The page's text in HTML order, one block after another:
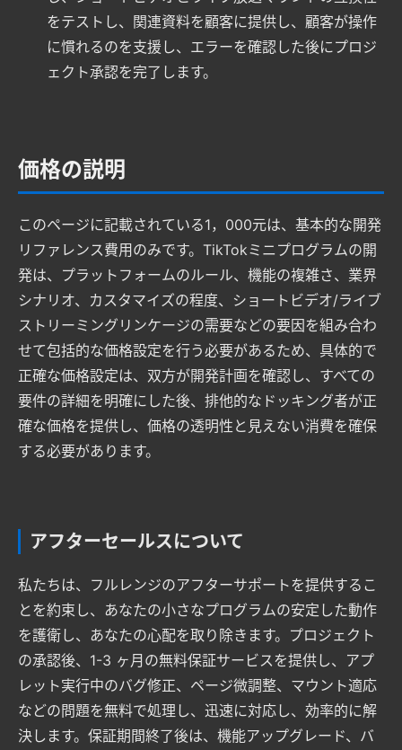
をテストし、関連資料を顧客に提供し、顧客が操作
に慣れるのを支援し、エラーを確認した後にプロジ
ェクト承認を完了します。
価格の説明
このページに記載されている1，000元は、基本的な開発
リファレンス費用のみです。TikTokミニプログラムの開
発は、プラットフォームのルール、機能の複雑さ、業界
シナリオ、カスタマイズの程度、ショートビデオ/ライブ
ストリーミングリンケージの需要などの要因を組み合わ
せて包括的な価格設定を行う必要があるため、具体的で
正確な価格設定は、双方が開発計画を確認し、すべての
要件の詳細を明確にした後、排他的なドッキング者が正
確な価格を提供し、価格の透明性と見えない消費を確保
する必要があります。
アフターセールスについて
私たちは、フルレンジのアフターサポートを提供するこ
とを約束し、あなたの小さなプログラムの安定した動作
を護衛し、あなたの心配を取り除きます。プロジェクト
の承認後、1-3 ヶ月の無料保証サービスを提供し、アプ
レット実行中のバグ修正、ページ微調整、マウント適応
などの問題を無料で処理し、迅速に対応し、効率的に解
決します。保証期間終了後は、機能アップグレード、バ